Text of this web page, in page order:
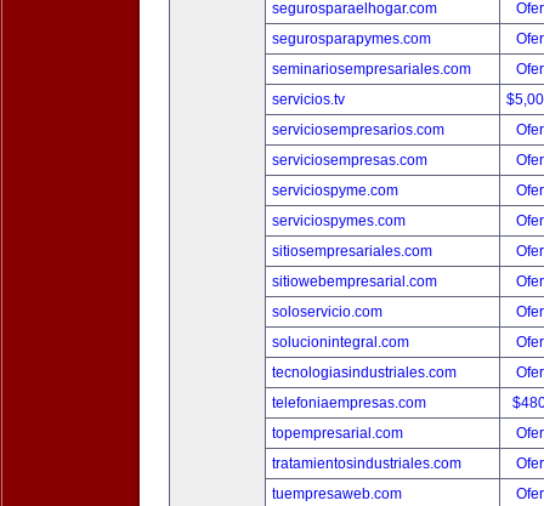
segurosparaelhogar.com
segurosparapymes.com
seminariosempresariales.com
servicios.tv
serviciosempresarios.com
serviciosempresas.com
serviciospyme.com
serviciospymes.com
sitiosempresariales.com
sitiowebempresarial.com
soloservicio.com
solucionintegral.com
tecnologiasindustriales.com
telefoniaempresas.com
topempresarial.com
tratamientosindustriales.com
tuempresaweb.com